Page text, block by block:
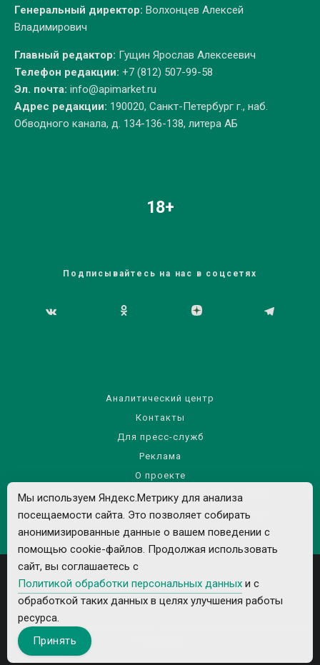
Генеральный директор: Волхонцев Алексей
Владимирович
Главный редактор: Гущин Ярослав Алексеевич
Телефон редакции: +7 (812) 507-99-58
Эл. почта: info@apimarket.ru
Адрес редакции: 190020, Санкт-Петербург г., наб.
Обводного канала, д. 134-136-138, литера АБ
18+
Подписывайтесь на нас в соцсетях
Аналитический центр
Контакты
Для пресс-служб
Реклама
О проекте
Правила использования материалов сайта
Политика обработки персональных данных
Все рекламируемые товары и услуги имеют необходимые лицензии и
Мы используем Яндекс.Метрику для анализа
посещаемости сайта. Это позволяет собирать
анонимизированные данные о вашем поведении с
помощью cookie-файлов. Продолжая использовать
сайт, вы соглашаетесь с
Политикой обработки персональных данных и с
обработкой таких данных в целях улучшения работы
ресурса.
Принять